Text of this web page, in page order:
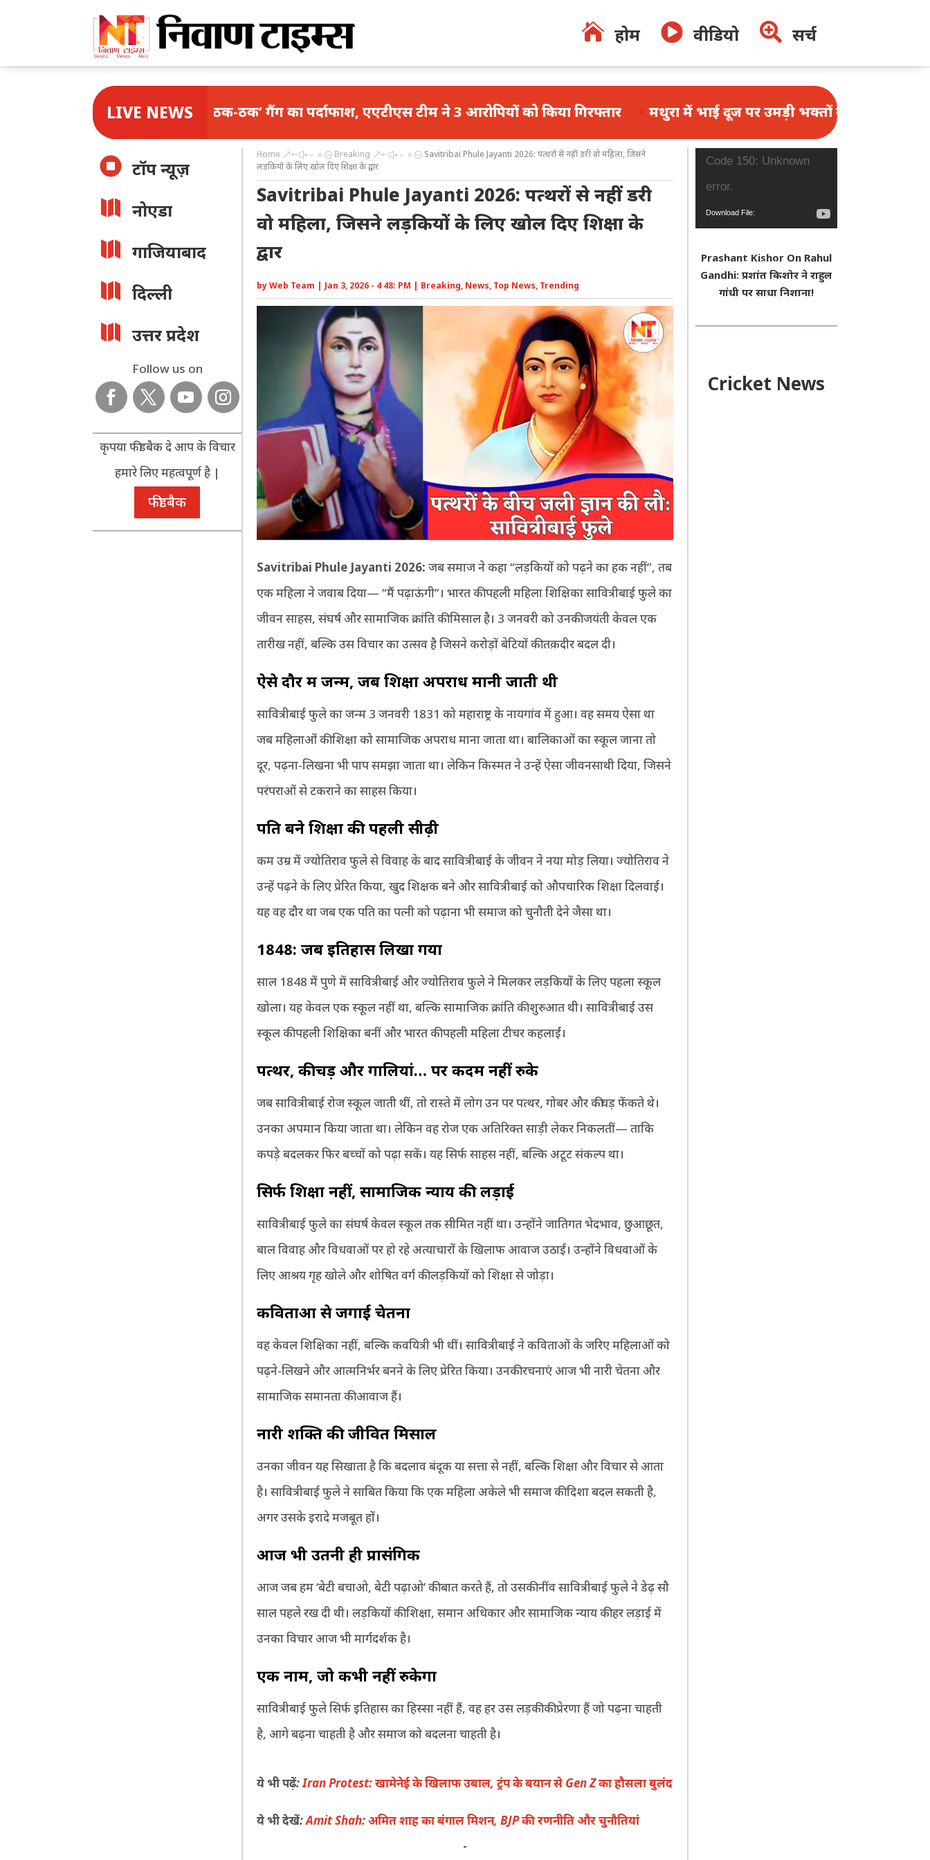
 सर्च
 वीडियो
 होम
LIVE NEWS
दिल्ली में ‘ठक-ठक’ गैंग का पर्दाफाश, एएटीएस टीम ने 3 आरोपियों को किया गिरफ्तार मथुरा में भाई दूज पर उमड़ी भक्तों की भीड़, 1.25 लाख श्रद्धालुओं ने
 टॉप न्यूज़
 नोएडा
 गाजियाबाद
 दिल्ली
 उत्तर प्रदेश
Follow us on
कृपया फीडबैक दे आप के विचार
हमारे लिए महत्वपूर्ण है |
फीडबैक
Home &#x39; Breaking &#x39; Savitribai Phule Jayanti 2026: पत्थरों से नहीं डरी वो महिला, जिसने
लड़कियों के लिए खोल दिए शिक्षा के द्वार
Savitribai Phule Jayanti 2026: पत्थरों से नहीं डरी
वो महिला, जिसने लड़कियों के लिए खोल दिए शिक्षा के
द्वार
byWeb Team | Jan 3, 2026 - 4 48: PM | Breaking, News, Top News, Trending
Savitribai Phule Jayanti 2026:जब समाज ने कहा “लड़कियों को पढ़ने का हक नहीं”, तब
एक महिला ने जवाब दिया— “मैं पढ़ाऊंगी”। भारत की पहली महिला शिक्षिका सावित्रीबाई फुले का
जीवन साहस, संघर्ष और सामाजिक क्रांति की मिसाल है। 3 जनवरी को उनकी जयंती केवल एक
तारीख नहीं, बल्कि उस विचार का उत्सव है जिसने करोड़ों बेटियों की तक़दीर बदल दी।
ऐसे दौर में जन्म,जब शिक्षा अपराध मानी जाती थी
सावित्रीबाई फुले का जन्म 3 जनवरी 1831 को महाराष्ट्र के नायगांव में हुआ। वह समय ऐसा था
जब महिलाओं की शिक्षा को सामाजिक अपराध माना जाता था। बालिकाओं का स्कूल जाना तो
दूर, पढ़ना-लिखना भी पाप समझा जाता था। लेकिन किस्मत ने उन्हें ऐसा जीवनसाथी दिया, जिसने
परंपराओं से टकराने का साहस किया।
पति बने शिक्षा की पहली सीढ़ी
कम उम्र में ज्योतिराव फुले से विवाह के बाद सावित्रीबाई के जीवन ने नया मोड़ लिया। ज्योतिराव ने
उन्हें पढ़ने के लिए प्रेरित किया, खुद शिक्षक बने और सावित्रीबाई को औपचारिक शिक्षा दिलवाई।
यह वह दौर था जब एक पति का पत्नी को पढ़ाना भी समाज को चुनौती देने जैसा था।
1848:जब इतिहास लिखा गया
साल 1848 में पुणे में सावित्रीबाई और ज्योतिराव फुले ने मिलकर लड़कियों के लिए पहला स्कूल
खोला। यह केवल एक स्कूल नहीं था, बल्कि सामाजिक क्रांति की शुरुआत थी। सावित्रीबाई उस
स्कूल की पहली शिक्षिका बनीं और भारत की पहली महिला टीचर कहलाईं।
पत्थर,कीचड़ और गालियां…पर कदम नहीं रुके
जब सावित्रीबाई रोज स्कूल जाती थीं, तो रास्ते में लोग उन पर पत्थर, गोबर और कीचड़ फेंकते थे।
उनका अपमान किया जाता था। लेकिन वह रोज एक अतिरिक्त साड़ी लेकर निकलतीं— ताकि
कपड़े बदलकर फिर बच्चों को पढ़ा सकें। यह सिर्फ साहस नहीं, बल्कि अटूट संकल्प था।
सिर्फ शिक्षा नहीं,सामाजिक न्याय की लड़ाई
सावित्रीबाई फुले का संघर्ष केवल स्कूल तक सीमित नहीं था। उन्होंने जातिगत भेदभाव, छुआछूत,
बाल विवाह और विधवाओं पर हो रहे अत्याचारों के खिलाफ आवाज उठाई। उन्होंने विधवाओं के
लिए आश्रय गृह खोले और शोषित वर्ग की लड़कियों को शिक्षा से जोड़ा।
कविताओं से जगाई चेतना
वह केवल शिक्षिका नहीं, बल्कि कवयित्री भी थीं। सावित्रीबाई ने कविताओं के जरिए महिलाओं को
पढ़ने-लिखने और आत्मनिर्भर बनने के लिए प्रेरित किया। उनकी रचनाएं आज भी नारी चेतना और
सामाजिक समानता की आवाज हैं।
नारी शक्ति की जीवित मिसाल
उनका जीवन यह सिखाता है कि बदलाव बंदूक या सत्ता से नहीं, बल्कि शिक्षा और विचार से आता
है। सावित्रीबाई फुले ने साबित किया कि एक महिला अकेले भी समाज की दिशा बदल सकती है,
अगर उसके इरादे मजबूत हों।
आज भी उतनी ही प्रासंगिक
आज जब हम ‘बेटी बचाओ, बेटी पढ़ाओ’ की बात करते हैं, तो उसकी नींव सावित्रीबाई फुले ने डेढ़ सौ
साल पहले रख दी थी। लड़कियों की शिक्षा, समान अधिकार और सामाजिक न्याय की हर लड़ाई में
उनका विचार आज भी मार्गदर्शक है।
एक नाम,जो कभी नहीं रुकेगा
सावित्रीबाई फुले सिर्फ इतिहास का हिस्सा नहीं हैं, वह हर उस लड़की की प्रेरणा हैं जो पढ़ना चाहती
है, आगे बढ़ना चाहती है और समाज को बदलना चाहती है।
ये भी पढ़ें:Iran Protest: खामेनेई के खिलाफ उबाल, ट्रंप के बयान से Gen Z का हौसला बुलंद
ये भी देखें:Amit Shah: अमित शाह का बंगाल मिशन, BJP की रणनीति और चुनौतियां
-
Video
Player
Code 150: Unknown
error.
Download File:
v=N_f4W2r2nys&_=1
Prashant Kishor On Rahul
Gandhi: प्रशांत किशोर ने राहुल
गांधी पर साधा निशाना!
Cricket News